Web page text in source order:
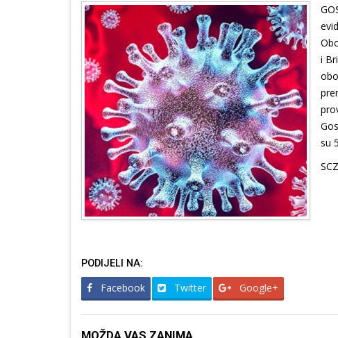
i
su
PODIJELI NA:
Facebook Twitter Google+
MOŽDA VAS ZANIMA